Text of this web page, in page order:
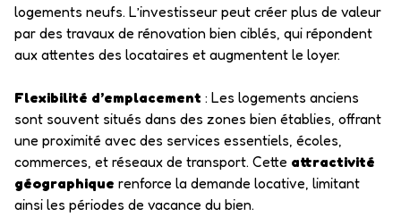
logements neufs. L’investisseur peut créer plus de valeur
par des travaux de rénovation bien ciblés, qui répondent
aux attentes des locataires et augmentent le loyer.
Flexibilité d’emplacement : Les logements anciens
sont souvent situés dans des zones bien établies, offrant
une proximité avec des services essentiels, écoles,
commerces, et réseaux de transport. Cette attractivité
géographique renforce la demande locative, limitant
ainsi les périodes de vacance du bien.